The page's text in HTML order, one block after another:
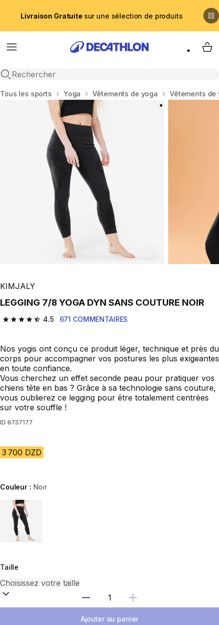
Livraison Gratuite sur une sélection de produits
Menu
Recherche ouverte
My
Accueil
Tous les sports Yoga Vêtements de yoga Vêtements de
KIMJALY
LEGGING 7/8 YOGA DYN SANS COUTURE NOIR
4.5
4.5 out of 5 stars from 671 reviews
671 COMMENTAIRES
Nos yogis ont conçu ce produit léger, technique et près du
corps pour accompagner vos postures les plus exigeantes
en toute confiance.
Vous cherchez un effet seconde peau pour pratiquer vos
chiens tête en bas ? Grâce à sa technologie sans couture,
vous oublierez ce legging pour être totalement centrées
sur votre souffle !
ID 8737177
3 700 DZD
Couleur : Noir
Choose a variant
Taille
Sélectionnez la quantité
Ajouter au panier